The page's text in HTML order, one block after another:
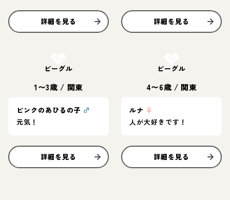
詳細を見る 詳細を見る
ビーグル
1〜3歳 / 関東
ピンクのあひるの子 ♂
元気！
詳細を見る
ビーグル
4〜6歳 / 関東
ルナ ♀
人が大好きです！
詳細を見る